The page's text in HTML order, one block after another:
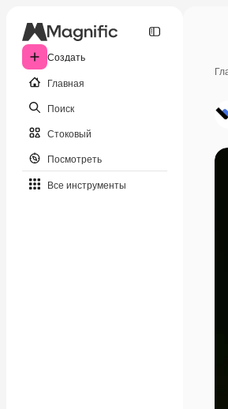
Создать
Главная
Поиск
Стоковый
Посмотреть
Все инструменты